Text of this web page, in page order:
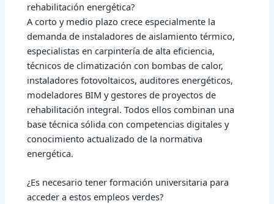
rehabilitación energética?
A corto y medio plazo crece especialmente la
demanda de instaladores de aislamiento térmico,
especialistas en carpintería de alta eficiencia,
técnicos de climatización con bombas de calor,
instaladores fotovoltaicos, auditores energéticos,
modeladores BIM y gestores de proyectos de
rehabilitación integral. Todos ellos combinan una
base técnica sólida con competencias digitales y
conocimiento actualizado de la normativa
energética.
¿Es necesario tener formación universitaria para
acceder a estos empleos verdes?